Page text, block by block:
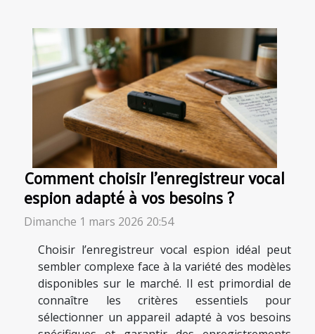
Comment choisir l'enregistreur vocal
espion adapté à vos besoins ?
Dimanche 1 mars 2026 20:54
Choisir l’enregistreur vocal espion idéal peut
sembler complexe face à la variété des modèles
disponibles sur le marché. Il est primordial de
connaître les critères essentiels pour
sélectionner un appareil adapté à vos besoins